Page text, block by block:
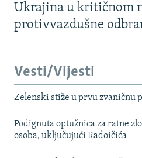
Ukrajina u kritičnom
protivvazdušne
Vesti/Vijesti
Zelenski stiže u prvu zvaničnu
Podignuta optužnica za ratne
osoba, uključujući Radoičića